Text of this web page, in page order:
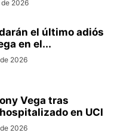
2026
el último adiós
en el...
2026
Vega tras
en UCI
2026